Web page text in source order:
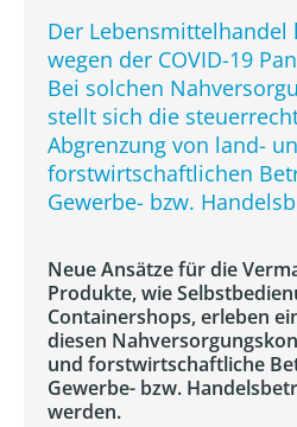
Der Lebensmittelhandel
wegen der COVID-19
Bei solchen
stellt sich die
Abgrenzung von land-
forstwirtschaftlichen
Gewerbe- bzw.
Neue Ansätze für die
Produkte, wie
Containershops, erleben
diesen
und forstwirtschaftliche
Gewerbe- bzw.
werden.